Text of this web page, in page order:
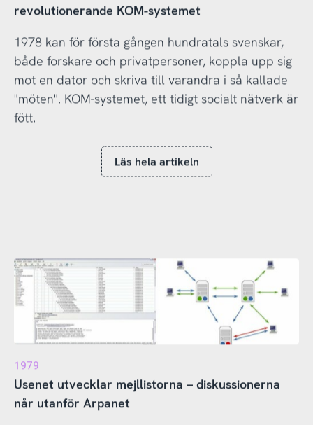
revolutionerande KOM-systemet
1978 kan för första gången hundratals svenskar,
både forskare och privatpersoner, koppla upp sig
mot en dator och skriva till varandra i så kallade
"möten". KOM-systemet, ett tidigt socialt nätverk är
fött.
Läs hela artikeln
1979
Usenet utvecklar mejllistorna – diskussionerna
når utanför Arpanet